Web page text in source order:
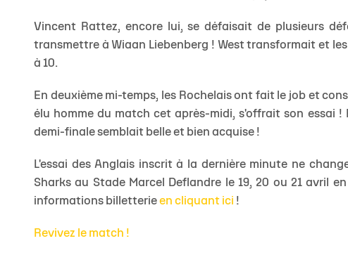
Vincent Rattez, encore lui, se défaisait de plusieurs
transmettre à Wiaan Liebenberg ! West transformait et
à 10.
En deuxième mi-temps, les Rochelais ont fait le job et
élu homme du match cet après-midi, s'offrait son essai
demi-finale semblait belle et bien acquise !
L'essai des Anglais inscrit à la dernière minute ne
Sharks au Stade Marcel Deflandre le 19, 20 ou 21 avril
informations billetterie en cliquant ici !
Revivez le match !